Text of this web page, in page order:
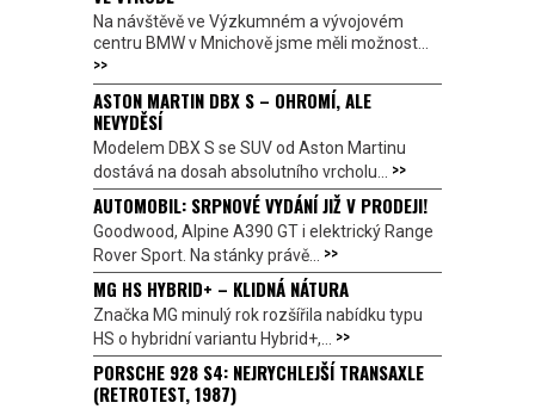
Na návštěvě ve Výzkumném a vývojovém
centru BMW v Mnichově jsme měli možnost...
>>
ASTON MARTIN DBX S – OHROMÍ, ALE
NEVYDĚSÍ
Modelem DBX S se SUV od Aston Martinu
dostává na dosah absolutního vrcholu... >>
AUTOMOBIL: SRPNOVÉ VYDÁNÍ JIŽ V PRODEJI!
Goodwood, Alpine A390 GT i elektrický Range
Rover Sport. Na stánky právě... >>
MG HS HYBRID+ – KLIDNÁ NÁTURA
Značka MG minulý rok rozšířila nabídku typu
HS o hybridní variantu Hybrid+,... >>
PORSCHE 928 S4: NEJRYCHLEJŠÍ TRANSAXLE
(RETROTEST, 1987)